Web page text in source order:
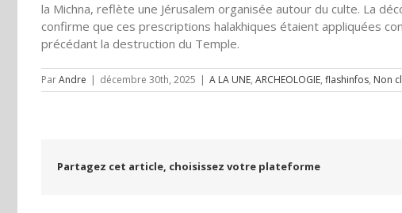
la Michna, reflète une Jérusalem organisée autour du culte. La
confirme que ces prescriptions halakhiques étaient appliquées
précédant la destruction du Temple.
ParAndre | décembre 30th, 2025 | A LA UNE, ARCHEOLOGIE, flashinfos, Non
Partagez cet article, choisissez votre plateforme